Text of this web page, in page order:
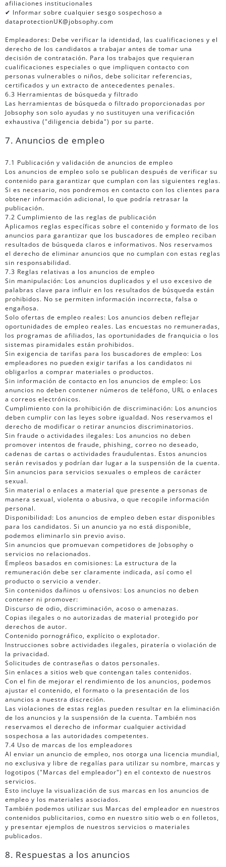
afiliaciones institucionales
✔ Informar sobre cualquier sesgo sospechoso a
dataprotectionUK@jobsophy.com
Empleadores: Debe verificar la identidad, las cualificaciones y el
derecho de los candidatos a trabajar antes de tomar una
decisión de contratación. Para los trabajos que requieran
cualificaciones especiales o que impliquen contacto con
personas vulnerables o niños, debe solicitar referencias,
certificados y un extracto de antecedentes penales.
6.3 Herramientas de búsqueda y filtrado
Las herramientas de búsqueda o filtrado proporcionadas por
Jobsophy son solo ayudas y no sustituyen una verificación
exhaustiva ("diligencia debida") por su parte.
7. Anuncios de empleo
7.1 Publicación y validación de anuncios de empleo
Los anuncios de empleo solo se publican después de verificar su
contenido para garantizar que cumplan con las siguientes reglas.
Si es necesario, nos pondremos en contacto con los clientes para
obtener información adicional, lo que podría retrasar la
publicación.
7.2 Cumplimiento de las reglas de publicación
Aplicamos reglas específicas sobre el contenido y formato de los
anuncios para garantizar que los buscadores de empleo reciban
resultados de búsqueda claros e informativos. Nos reservamos
el derecho de eliminar anuncios que no cumplan con estas reglas
sin responsabilidad.
7.3 Reglas relativas a los anuncios de empleo
Sin manipulación: Los anuncios duplicados y el uso excesivo de
palabras clave para influir en los resultados de búsqueda están
prohibidos. No se permiten información incorrecta, falsa o
engañosa.
Solo ofertas de empleo reales: Los anuncios deben reflejar
oportunidades de empleo reales. Las encuestas no remuneradas,
los programas de afiliados, las oportunidades de franquicia o los
sistemas piramidales están prohibidos.
Sin exigencia de tarifas para los buscadores de empleo: Los
empleadores no pueden exigir tarifas a los candidatos ni
obligarlos a comprar materiales o productos.
Sin información de contacto en los anuncios de empleo: Los
anuncios no deben contener números de teléfono, URL o enlaces
a correos electrónicos.
Cumplimiento con la prohibición de discriminación: Los anuncios
deben cumplir con las leyes sobre igualdad. Nos reservamos el
derecho de modificar o retirar anuncios discriminatorios.
Sin fraude o actividades ilegales: Los anuncios no deben
promover intentos de fraude, phishing, correo no deseado,
cadenas de cartas o actividades fraudulentas. Estos anuncios
serán revisados y podrían dar lugar a la suspensión de la cuenta.
Sin anuncios para servicios sexuales o empleos de carácter
sexual.
Sin material o enlaces a material que presente a personas de
manera sexual, violenta o abusiva, o que recopile información
personal.
Disponibilidad: Los anuncios de empleo deben estar disponibles
para los candidatos. Si un anuncio ya no está disponible,
podemos eliminarlo sin previo aviso.
Sin anuncios que promuevan competidores de Jobsophy o
servicios no relacionados.
Empleos basados en comisiones: La estructura de la
remuneración debe ser claramente indicada, así como el
producto o servicio a vender.
Sin contenidos dañinos u ofensivos: Los anuncios no deben
contener ni promover:
Discurso de odio, discriminación, acoso o amenazas.
Copias ilegales o no autorizadas de material protegido por
derechos de autor.
Contenido pornográfico, explícito o explotador.
Instrucciones sobre actividades ilegales, piratería o violación de
la privacidad.
Solicitudes de contraseñas o datos personales.
Sin enlaces a sitios web que contengan tales contenidos.
Con el fin de mejorar el rendimiento de los anuncios, podemos
ajustar el contenido, el formato o la presentación de los
anuncios a nuestra discreción.
Las violaciones de estas reglas pueden resultar en la eliminación
de los anuncios y la suspensión de la cuenta. También nos
reservamos el derecho de informar cualquier actividad
sospechosa a las autoridades competentes.
7.4 Uso de marcas de los empleadores
Al enviar un anuncio de empleo, nos otorga una licencia mundial,
no exclusiva y libre de regalías para utilizar su nombre, marcas y
logotipos ("Marcas del empleador") en el contexto de nuestros
servicios.
Esto incluye la visualización de sus marcas en los anuncios de
empleo y los materiales asociados.
También podemos utilizar sus Marcas del empleador en nuestros
contenidos publicitarios, como en nuestro sitio web o en folletos,
y presentar ejemplos de nuestros servicios o materiales
publicados.
8. Respuestas a los anuncios